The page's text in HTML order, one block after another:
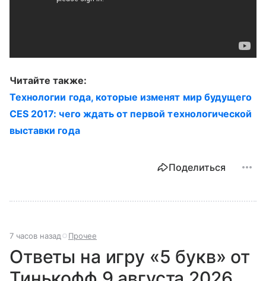
Читайте также:
Технологии года, которые изменят мир будущего
CES 2017: чего ждать от первой технологической
выставки года
Поделиться
7 часов назад Прочее
Ответы на игру «5 букв» от